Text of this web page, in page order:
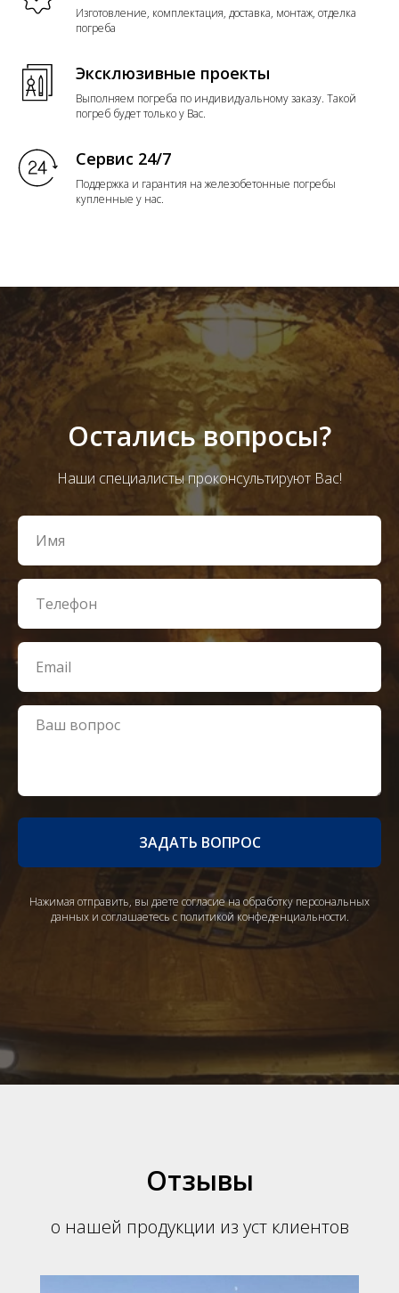
Изготовление, комплектация, доставка, монтаж, отделка
погреба
Эксклюзивные проекты
Выполняем погреба по индивидуальному заказу. Такой
погреб будет только у Вас.
Сервис 24/7
Поддержка и гарантия на железобетонные погребы
купленные у нас.
Остались вопросы?
Наши специалисты проконсультируют Вас!
ЗАДАТЬ ВОПРОС
Нажимая отправить, вы даете согласие на обработку персональных
данных и соглашаетесь с политикой конфеденциальности.
Отзывы
о нашей продукции из уст клиентов